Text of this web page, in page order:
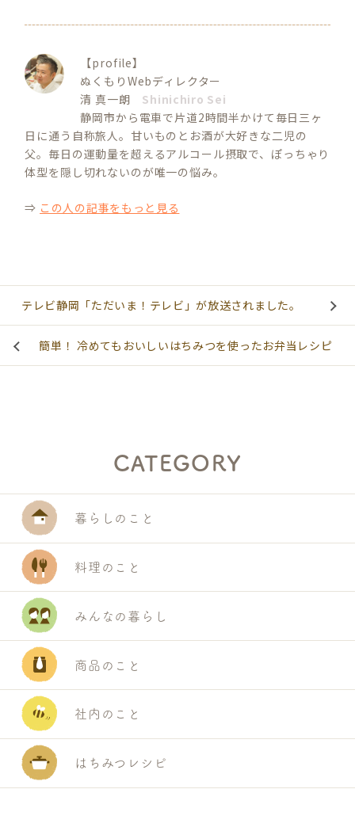
【profile】
ぬくもりWebディレクター
清 真一朗 Shinichiro Sei
静岡市から電車で片道2時間半かけて毎日三ヶ
日に通う自称旅人。甘いものとお酒が大好きな二児の
父。毎日の運動量を超えるアルコール摂取で、ぽっちゃり
体型を隠し切れないのが唯一の悩み。
⇒ この人の記事をもっと見る
テレビ静岡「ただいま！テレビ」が放送されました。
簡単！ 冷めてもおいしいはちみつを使ったお弁当レシピ
CATEGORY
暮らしのこと
料理のこと
みんなの暮らし
商品のこと
社内のこと
はちみつレシピ
S
E
A
R
C
H